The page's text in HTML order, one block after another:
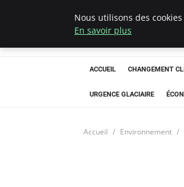
ACCUEIL CHANGEMENT
URGENCE GLACIAIRE
Accueil Environnement
Nous utilisons des
En savoir plus